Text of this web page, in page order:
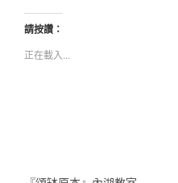
請按讚：
正在載入...